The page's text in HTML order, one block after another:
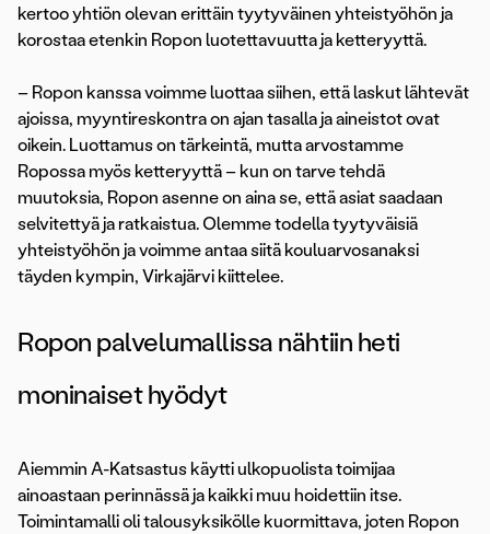
kertoo yhtiön olevan erittäin tyytyväinen yhteistyöhön ja
korostaa etenkin Ropon luotettavuutta ja ketteryyttä.
– Ropon kanssa voimme luottaa siihen, että laskut lähtevät
ajoissa, myyntireskontra on ajan tasalla ja aineistot ovat
oikein. Luottamus on tärkeintä, mutta arvostamme
Ropossa myös ketteryyttä – kun on tarve tehdä
muutoksia, Ropon asenne on aina se, että asiat saadaan
selvitettyä ja ratkaistua. Olemme todella tyytyväisiä
yhteistyöhön ja voimme antaa siitä kouluarvosanaksi
täyden kympin, Virkajärvi kiittelee.
Ropon palvelumallissa nähtiin heti
moninaiset hyödyt
Aiemmin A-Katsastus käytti ulkopuolista toimijaa
ainoastaan perinnässä ja kaikki muu hoidettiin itse.
Toimintamalli oli talousyksikölle kuormittava, joten Ropon